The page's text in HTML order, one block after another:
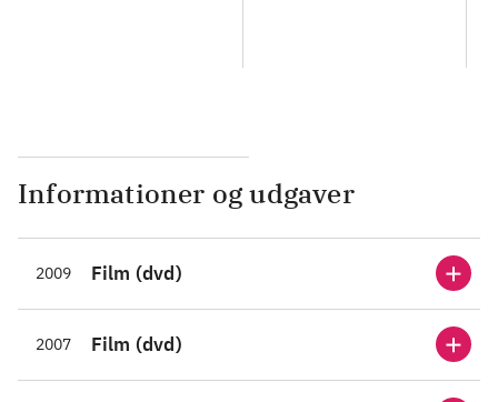
Informationer og udgaver
2009 Film (dvd)
2007 Film (dvd)